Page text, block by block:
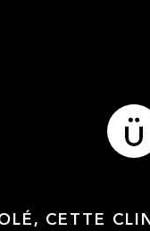
CETTE